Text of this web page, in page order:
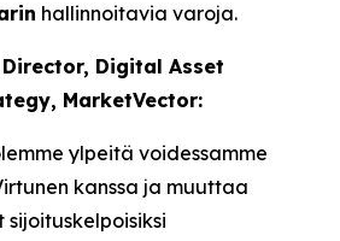
hallinnoitavia varoja.
Digital Asset
MarketVector:
ylpeitä voidessamme
kanssa ja muuttaa